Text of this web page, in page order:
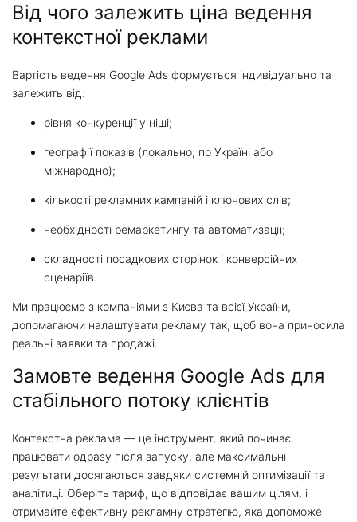
Від чого залежить ціна ведення
контекстної реклами
Вартість ведення Google Ads формується індивідуально та
залежить від:
рівня конкуренції у ніші;
географії показів (локально, по Україні або
міжнародно);
кількості рекламних кампаній і ключових слів;
необхідності ремаркетингу та автоматизації;
складності посадкових сторінок і конверсійних
сценаріїв.
Ми працюємо з компаніями з Києва та всієї України,
допомагаючи налаштувати рекламу так, щоб вона приносила
реальні заявки та продажі.
Замовте ведення Google Ads для
стабільного потоку клієнтів
Контекстна реклама — це інструмент, який починає
працювати одразу після запуску, але максимальні
результати досягаються завдяки системній оптимізації та
аналітиці. Оберіть тариф, що відповідає вашим цілям, і
отримайте ефективну рекламну стратегію, яка допоможе